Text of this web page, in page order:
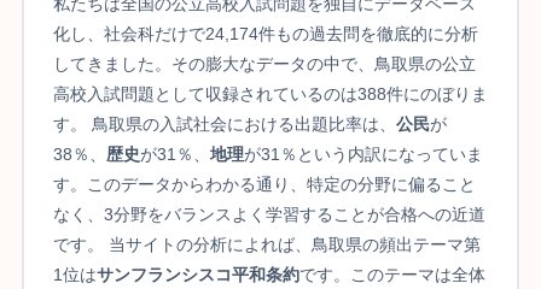
化し、社会科だけで24,174件もの過去問を徹底的に分析
してきました。その膨大なデータの中で、鳥取県の公立
高校入試問題として収録されているのは388件にのぼりま
す。 鳥取県の入試社会における出題比率は、 公民が
38％、 歴史が31％、 地理が31％という内訳になっていま
す。このデータからわかる通り、特定の分野に偏ること
なく、3分野をバランスよく学習することが合格への近道
です。 当サイトの分析によれば、鳥取県の頻出テーマ第
1位はサンフランシスコ平和条約です。このテーマは全体